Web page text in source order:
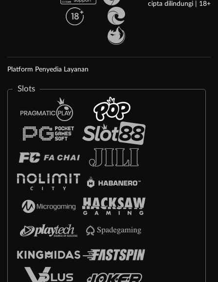
cipta dilindungi | 18+
Platform Penyedia Layanan
Slots